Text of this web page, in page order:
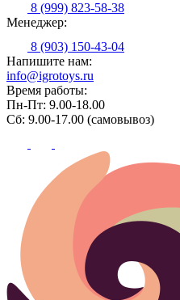
8 (999) 823-58-38
Менеджер:
8 (903) 150-43-04
Напишите нам:
info@igrotoys.ru
Время работы:
Пн-Пт: 9.00-18.00
Сб: 9.00-17.00 (самовывоз)